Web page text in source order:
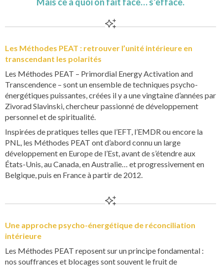
Les Méthodes PEAT : retrouver l’unité intérieure en
transcendant les polarités
Les Méthodes PEAT – Primordial Energy Activation and
Transcendence – sont un ensemble de techniques psycho-
énergétiques puissantes, créées il y a une vingtaine d’années par
Zivorad Slavinski, chercheur passionné de développement
personnel et de spiritualité.
Inspirées de pratiques telles que l’EFT, l’EMDR ou encore la
PNL, les Méthodes PEAT ont d’abord connu un large
développement en Europe de l’Est, avant de s’étendre aux
États-Unis, au Canada, en Australie… et progressivement en
Belgique, puis en France à partir de 2012.
Une approche psycho-énergétique de réconciliation
intérieure
Les Méthodes PEAT reposent sur un principe fondamental :
nos souffrances et blocages sont souvent le fruit de